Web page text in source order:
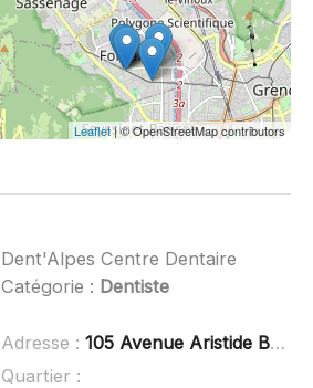
Leaflet| © OpenStreetMap contributors
Dent'Alpes Centre Dentaire
Catégorie : Dentiste
Adresse : 105 Avenue Aristide Briand, 38600 Fontaine
Quartier :